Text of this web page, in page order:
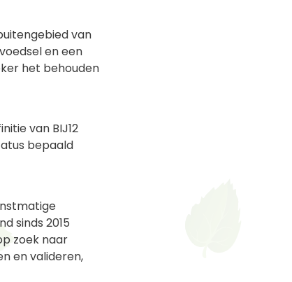
van
en een
het behouden
van BIJ12
bepaald
sinds 2015
zoek naar
en valideren,